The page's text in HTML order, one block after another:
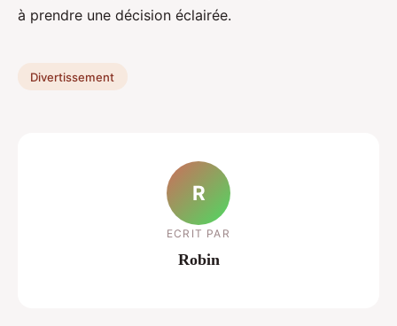
à prendre une décision éclairée.
Divertissement
R
ECRIT PAR
Robin